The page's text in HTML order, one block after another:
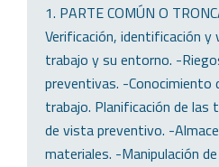
1. PARTE COMÚN O
Verificación, identificación y
trabajo y su entorno. -
preventivas. -Conocimiento
trabajo. Planificación de las
de vista preventivo. -
materiales. -Manipulación